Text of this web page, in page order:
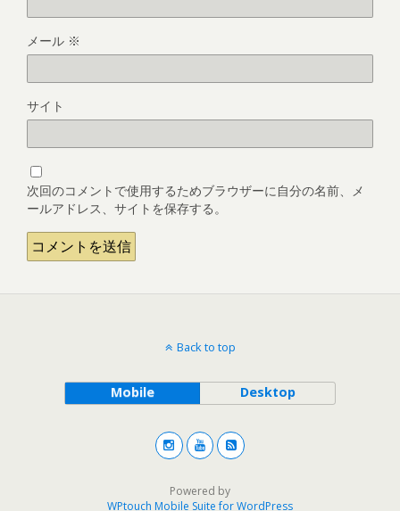
メール ※
サイト
次回のコメントで使用するためブラウザーに自分の名前、メ
ールアドレス、サイトを保存する。
Back to top
Mobile Desktop
Powered by
WPtouch Mobile Suite for WordPress